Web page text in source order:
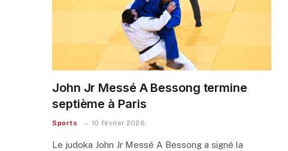
John Jr Messé A Bessong termine
septième à Paris
Sports 10 février 2026
Le judoka John Jr Messé A Bessong a signé la